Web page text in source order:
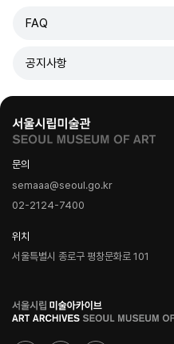
FAQ
공지사항
문의
semaaa@seoul.go.kr
02-2124-7400
위치
서울특별시 종로구 평창문화로 101
로
고